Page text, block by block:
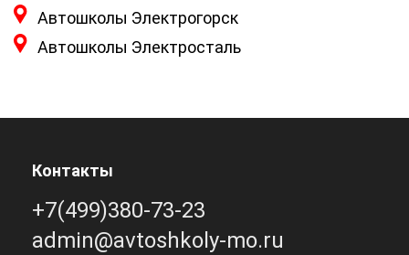
Автошколы Электрогорск
Автошколы Электросталь
Контакты
+7(499)380-73-23
admin@avtoshkoly-mo.ru